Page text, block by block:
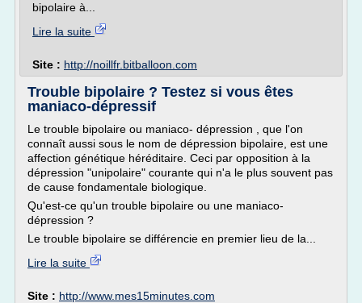
bipolaire à...
Lire la suite
Site : http://noillfr.bitballoon.com
Trouble bipolaire ? Testez si vous êtes
maniaco-dépressif
Le trouble bipolaire ou maniaco- dépression , que l'on
connaît aussi sous le nom de dépression bipolaire, est une
affection génétique héréditaire. Ceci par opposition à la
dépression "unipolaire" courante qui n'a le plus souvent pas
de cause fondamentale biologique.
Qu'est-ce qu'un trouble bipolaire ou une maniaco-
dépression ?
Le trouble bipolaire se différencie en premier lieu de la...
Lire la suite
Site : http://www.mes15minutes.com